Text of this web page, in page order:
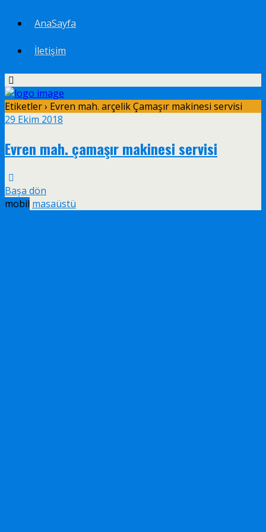
AnaSayfa
İletişim
Etiketler › Evren mah. arçelik Çamaşır makinesi servisi
29 Ekim 2018
Evren mah. çamaşır makinesi servisi
Başa dön
mobil masaüstü